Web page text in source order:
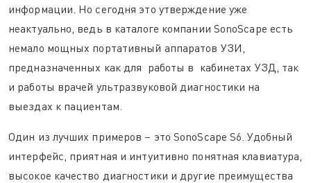
информации. Но сегодня это утверждение уже
неактуально, ведь в каталоге компании SonoScape есть
немало мощных портативный аппаратов УЗИ,
предназначенных как для работы в кабинетах УЗД, так
и работы врачей ультразвуковой диагностики на
выездах к пациентам.
Один из лучших примеров – это SonoScape S6. Удобный
интерфейс, приятная и интуитивно понятная клавиатура,
высокое качество диагностики и другие преимущества